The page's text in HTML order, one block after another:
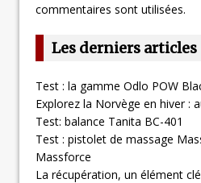
commentaires sont utilisées.
Les derniers articles
Test : la gamme Odlo POW
Explorez la Norvège en hiver :
Test: balance Tanita BC-401
Test : pistolet de massage
Massforce
La récupération, un élément